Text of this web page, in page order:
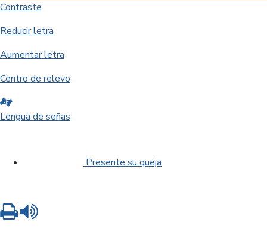
Contraste
Reducir letra
Aumentar letra
Centro de relevo
Lengua de señas
Presente su queja
Imprimir